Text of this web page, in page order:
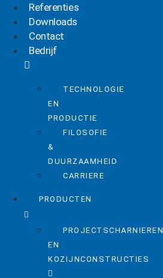
Referenties
Downloads
Contact
Bedrijf
TECHNOLOGIE
EN
PRODUCTIE
FILOSOFIE
&
DUURZAAMHEID
CARRIERE
PRODUCTEN
PROJECTSCHARNIEREN
EN
KOZIJNCONSTRUCTIES